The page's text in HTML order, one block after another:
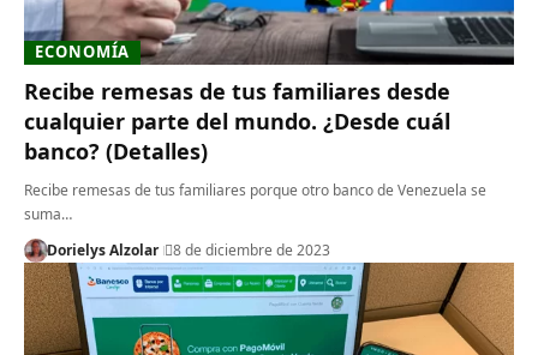
ECONOMÍA
Recibe remesas de tus familiares desde
cualquier parte del mundo. ¿Desde cuál
banco? (Detalles)
Recibe remesas de tus familiares porque otro banco de Venezuela se
suma…
Dorielys Alzolar
8 de diciembre de 2023